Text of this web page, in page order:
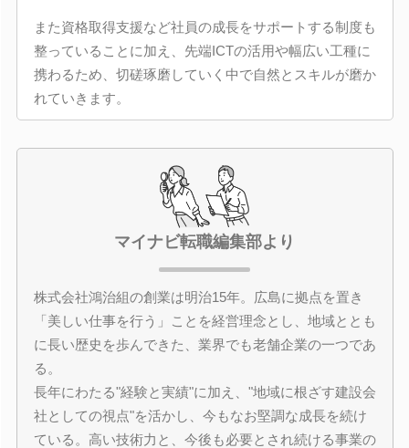
また資格取得支援など社員の成長をサポートする制度も
整っていることに加え、先端ICTの活用や幅広い工種に
携わるため、切磋琢磨していく中で自然とスキルが磨か
れていきます。
マイナビ転職編集部より
株式会社鴻治組の創業は明治15年。広島に拠点を置き
「美しい仕事を行う」ことを経営理念とし、地域ととも
に長い歴史を歩んできた、業界でも老舗企業の一つであ
る。
長年にわたる"経験と実績"に加え、"地域に根ざす建設会
社としての視点"を活かし、今もなお堅調な成長を続け
ている。高い技術力と、今後も必要とされ続ける事業の